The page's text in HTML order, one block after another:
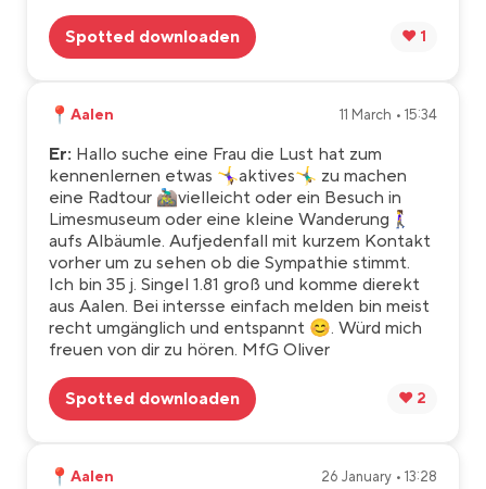
Spotted downloaden ❤️ 1
📍 Aalen 11 March • 15:34
Er: Hallo suche eine Frau die Lust hat zum
kennenlernen etwas 🤸‍♀️aktives🤸‍♂️ zu machen
eine Radtour 🚵🏽‍♂️vielleicht oder ein Besuch in
Limesmuseum oder eine kleine Wanderung🚶‍♀️
aufs Albäumle. Aufjedenfall mit kurzem Kontakt
vorher um zu sehen ob die Sympathie stimmt.
Ich bin 35 j. Singel 1.81 groß und komme dierekt
aus Aalen. Bei intersse einfach melden bin meist
recht umgänglich und entspannt 😊. Würd mich
freuen von dir zu hören. MfG Oliver
Spotted downloaden ❤️ 2
📍 Aalen 26 January • 13:28